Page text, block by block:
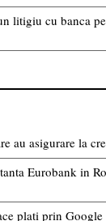
litigiu cu banca
au asigurare la
Eurobank in
plati prin Google